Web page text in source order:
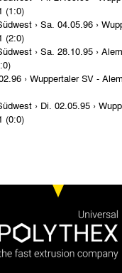
(1:0)
› Sa. 04.05.96 ›
(2:0)
› Sa. 28.10.95 ›
› Wuppertaler SV -
› Di. 02.05.95 ›
(0:0)